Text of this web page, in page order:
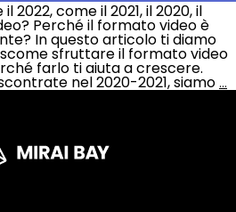
2022, come il 2021, il 2020, il
Perché il formato video è
In questo articolo ti diamo
sfruttare il formato video
farlo ti aiuta a crescere.
nel 2020-2021, siamo …